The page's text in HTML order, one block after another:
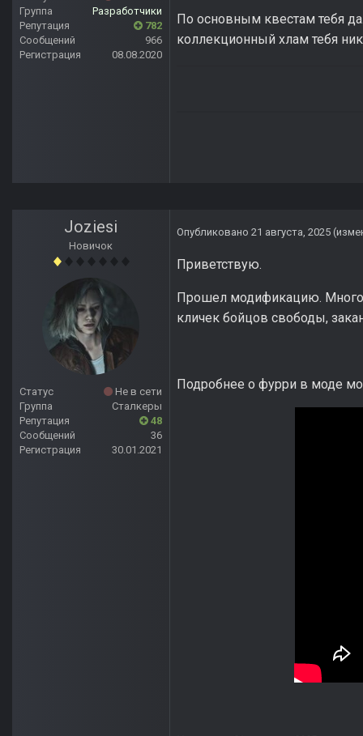
Группа
Разработчики
Репутация
782
Сообщений
966
Регистрация
08.08.2020
По основным квестам тебя
коллекционный хлам тебя
Joziesi
Новичок
Статус
Не в сети
Группа
Сталкеры
Репутация
48
Сообщений
36
Регистрация
30.01.2021
Опубликовано 21 августа, 2025
Приветствую.
Прошел модификацию.
кличек бойцов свободы,
Подробнее о фурри в моде